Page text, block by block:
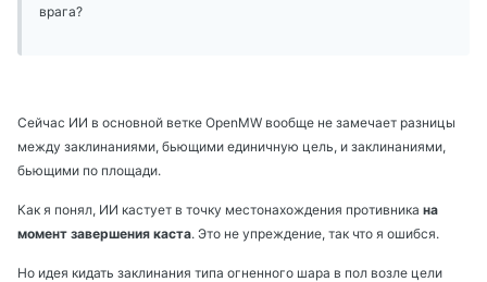
врага?
Сейчас ИИ в основной ветке OpenMW вообще не замечает разницы
между заклинаниями, бьющими единичную цель, и заклинаниями,
бьющими по площади.
Как я понял, ИИ кастует в точку местонахождения противника на
момент завершения каста. Это не упреждение, так что я ошибся.
Но идея кидать заклинания типа огненного шара в пол возле цели